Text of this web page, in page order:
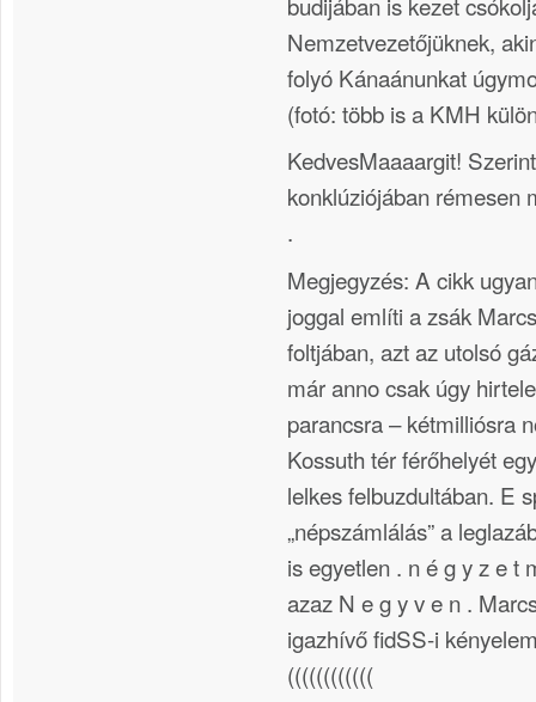
Nemzetvezetőjüknek,
folyó Kánaánunkat
(fotó: több is a KMH
KedvesMaaaargit!
konklúziójában
.
Megjegyzés: A cikk
joggal említi a zsák
foltjában, azt az utolsó
már anno csak úgy
parancsra – kétmilliósra
Kossuth tér férőhelyét
lelkes felbuzdultában. E
„népszámlálás” a
is egyetlen . n é g y z e t
azaz N e g y v e n .
igazhívő fidSS-i
((((((((((((